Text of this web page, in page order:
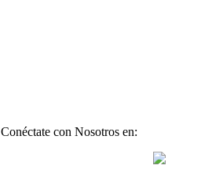
Conéctate con Nosotros en: